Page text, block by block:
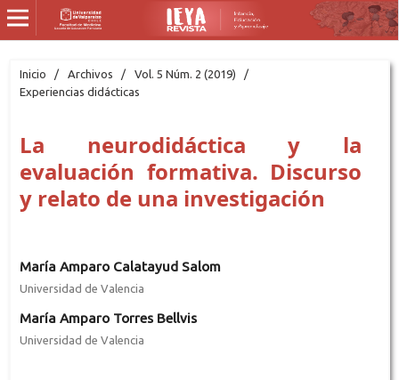
Inicio / Archivos / Vol. 5 Núm. 2 (2019)
/
Experiencias didácticas
La neurodidáctica y la
evaluación formativa. Discurso
y relato de una investigación
María Amparo Calatayud Salom
Universidad de Valencia
María Amparo Torres Bellvis
Universidad de Valencia